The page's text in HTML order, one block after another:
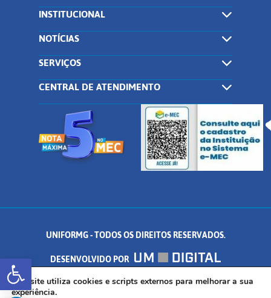
Abrir a barra de ferramentas
INSTITUCIONAL
NOTÍCIAS
SERVIÇOS
CENTRAL DE ATENDIMENTO
UNIFORMG - TODOS OS DIREITOS RESERVADOS.
DESENVOLVIDO POR
AV. DR. ARNALDO DE SENNA, 328 - PALMEIRAS, FORMIGA/MG - CEP:
Este site utiliza cookies e scripts externos para melhorar a sua
experiência.